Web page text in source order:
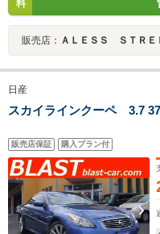
料
販売店： ＡＬＥＳＳ ＳＴＲＥＥＴ（アレス） アレススト
日産
スカイラインクーペ 3.7
販売店保証 購入プラン付